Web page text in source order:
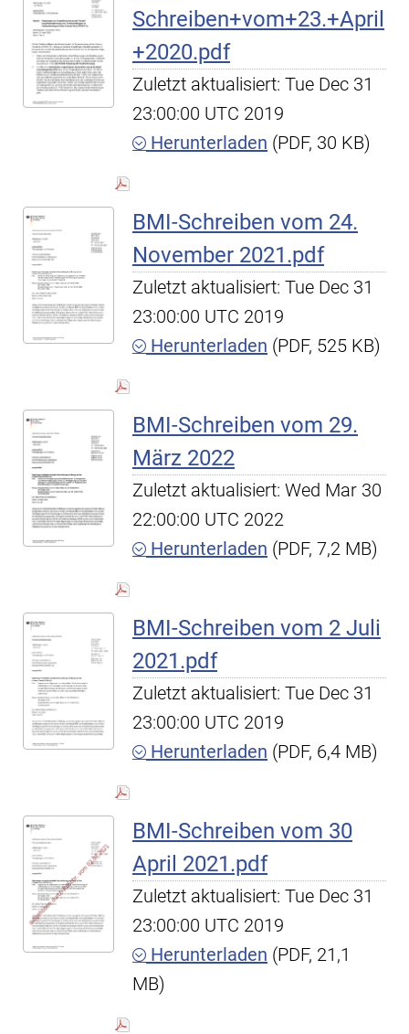
Schreiben+vom+23.+April
+2020.pdf
Zuletzt aktualisiert: Tue Dec 31
23:00:00 UTC 2019
Herunterladen (PDF, 30 KB)
BMI-Schreiben vom 24.
November 2021.pdf
Zuletzt aktualisiert: Tue Dec 31
23:00:00 UTC 2019
Herunterladen (PDF, 525 KB)
BMI-Schreiben vom 29.
März 2022
Zuletzt aktualisiert: Wed Mar 30
22:00:00 UTC 2022
Herunterladen (PDF, 7,2 MB)
BMI-Schreiben vom 2 Juli
2021.pdf
Zuletzt aktualisiert: Tue Dec 31
23:00:00 UTC 2019
Herunterladen (PDF, 6,4 MB)
BMI-Schreiben vom 30
April 2021.pdf
Zuletzt aktualisiert: Tue Dec 31
23:00:00 UTC 2019
Herunterladen (PDF, 21,1
MB)